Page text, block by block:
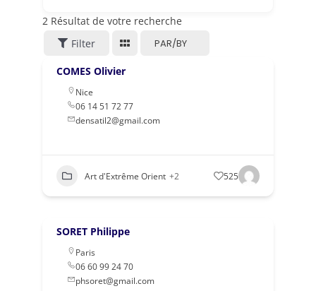
2Résultat de votre recherche
Filter
PAR/BY
COMES Olivier
Nice
06 14 51 72 77
densatil2@gmail.com
Art d'Extrême Orient +2 525
SORET Philippe
Paris
06 60 99 24 70
phsoret@gmail.com